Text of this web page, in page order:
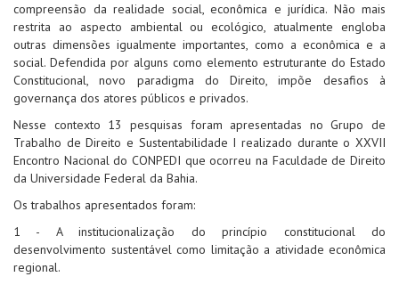
compreensão da realidade social, econômica e jurídica. Não mais
restrita ao aspecto ambiental ou ecológico, atualmente engloba
outras dimensões igualmente importantes, como a econômica e a
social. Defendida por alguns como elemento estruturante do Estado
Constitucional, novo paradigma do Direito, impõe desafios à
governança dos atores públicos e privados.
Nesse contexto 13 pesquisas foram apresentadas no Grupo de
Trabalho de Direito e Sustentabilidade I realizado durante o XXVII
Encontro Nacional do CONPEDI que ocorreu na Faculdade de Direito
da Universidade Federal da Bahia.
Os trabalhos apresentados foram:
1 - A institucionalização do princípio constitucional do
desenvolvimento sustentável como limitação a atividade econômica
regional.